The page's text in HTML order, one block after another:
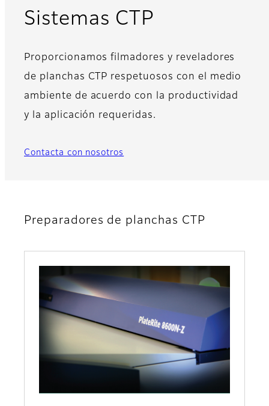
Sistemas CTP
Proporcionamos filmadores y reveladores
de planchas CTP respetuosos con el medio
ambiente de acuerdo con la productividad
y la aplicación requeridas.
Contacta con nosotros
Preparadores de planchas CTP